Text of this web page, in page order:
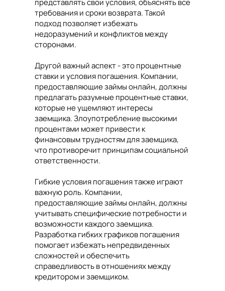
представлять свои условия, объяснять все
требования и сроки возврата. Такой
подход позволяет избежать
недоразумений и конфликтов между
сторонами.
Другой важный аспект - это процентные
ставки и условия погашения. Компании,
предоставляющие займы онлайн, должны
предлагать разумные процентные ставки,
которые не ущемляют интересы
заемщика. Злоупотребление высокими
процентами может привести к
финансовым трудностям для заемщика,
что противоречит принципам социальной
ответственности.
Гибкие условия погашения также играют
важную роль. Компании,
предоставляющие займы онлайн, должны
учитывать специфические потребности и
возможности каждого заемщика.
Разработка гибких графиков погашения
помогает избежать непредвиденных
сложностей и обеспечить
справедливость в отношениях между
кредитором и заемщиком.